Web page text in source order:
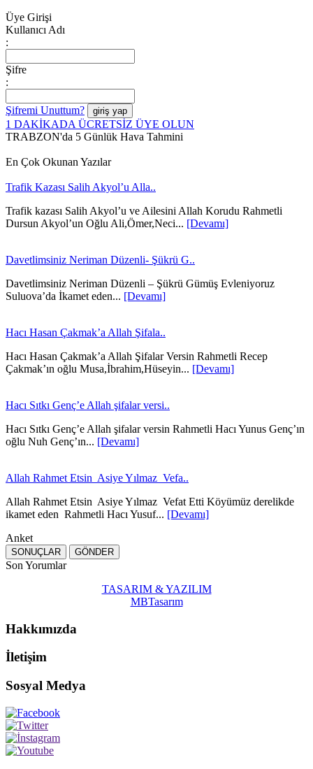
Üye Girişi
Kullanıcı Adı
:
Şifre
:
Şifremi Unuttum?
1 DAKİKADA ÜCRETSİZ ÜYE OLUN
TRABZON'da 5 Günlük Hava Tahmini
En Çok Okunan Yazılar
Trafik Kazası Salih Akyol’u Alla..
Trafik kazası Salih Akyol’u ve Ailesini Allah Korudu Rahmetli
Dursun Akyol’un Oğlu Ali,Ömer,Neci... [Devamı]
Davetlimsiniz Neriman Düzenli- Şükrü G..
Davetlimsiniz Neriman Düzenli – Şükrü Gümüş Evleniyoruz
Suluova’da İkamet eden... [Devamı]
Hacı Hasan Çakmak’a Allah Şifala..
Hacı Hasan Çakmak’a Allah Şifalar Versin Rahmetli Recep
Çakmak’ın oğlu Musa,İbrahim,Hüseyin... [Devamı]
Hacı Sıtkı Genç’e Allah şifalar versi..
Hacı Sıtkı Genç’e Allah şifalar versin Rahmetli Hacı Yunus Genç’ın
oğlu Nuh Genç’ın... [Devamı]
Allah Rahmet Etsin Asiye Yılmaz Vefa..
Allah Rahmet Etsin Asiye Yılmaz Vefat Etti Köyümüz derelikde
ikamet eden Rahmetli Hacı Yusuf... [Devamı]
Anket
Son Yorumlar
TASARIM & YAZILIM
MBTasarım
Hakkımızda
İletişim
Sosyal Medya